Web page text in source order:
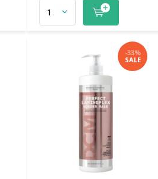
-33%
SALE